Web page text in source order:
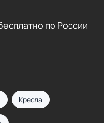
по России
Кресла